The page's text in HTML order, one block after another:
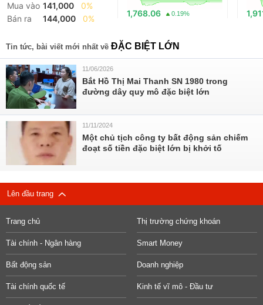
Mua vào 141,000
0%
Bán ra
144,000 0%
1,768.06 0.19%
Tin tức, bài viết mới nhất về ĐẶC BIỆT LỚN
11/06/2026
Bắt Hồ Thị Mai Thanh SN 1980 trong
đường dây quy mô đặc biệt lớn
11/11/2024
Một chủ tịch công ty bất động sản chiếm
đoạt số tiền đặc biệt lớn bị khởi tố
Lên đầu trang
Trang chủ Thị trường chứng khoán
Tài chính - Ngân hàng Smart Money
Bất động sản Doanh nghiệp
Tài chính quốc tế Kinh tế vĩ mô - Đầu tư